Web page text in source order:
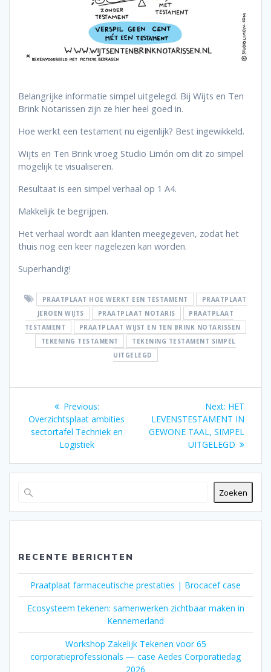
Belangrijke informatie simpel uitgelegd. Bij Wijts en Ten
Brink Notarissen zijn ze hier heel goed in.
Hoe werkt een testament nu eigenlijk? Best ingewikkeld.
Wijts en Ten Brink vroeg Studio Limón om dit zo simpel
mogelijk te visualiseren.
Resultaat is een simpel verhaal op 1 A4.
Makkelijk te begrijpen.
Het verhaal wordt aan klanten meegegeven, zodat het
thuis nog een keer nagelezen kan worden.
Superhandig!
PRAATPLAAT HOE WERKT EEN TESTAMENT
PRAATPLAAT
JEROEN WIJTS
PRAATPLAAT NOTARIS
PRAATPLAAT
TESTAMENT
PRAATPLAAT WIJST EN TEN BRINK NOTARISSEN
TEKENING TESTAMENT
TEKENING TESTAMENT SIMPEL
UITGELEGD
navigatie
Previous:Previous
post:
Overzichtsplaat ambities
sectortafel Techniek en
Logistiek
Next: Next
post:
HET
LEVENSTESTAMENT IN
GEWONE TAAL, SIMPEL
UITGELEGD
Zoeken
RECENTE BERICHTEN
Praatplaat farmaceutische prestaties | Brocacef case
Ecosysteem tekenen: samenwerken zichtbaar maken in
Kennemerland
Workshop Zakelijk Tekenen voor 65
corporatieprofessionals — case Aedes Corporatiedag
2026